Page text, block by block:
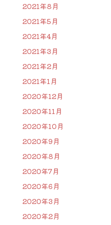
2021年8月
2021年5月
2021年4月
2021年3月
2021年2月
2021年1月
2020年12月
2020年11月
2020年10月
2020年9月
2020年8月
2020年7月
2020年6月
2020年3月
2020年2月